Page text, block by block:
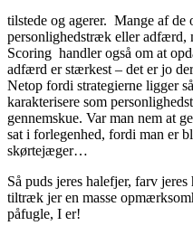
tilstede og agerer. Mange af
personlighedstræk eller adfærd,
Scoring handler også om at
adfærd er stærkest – det er jo
Netop fordi strategierne ligger
karakterisere som
gennemskue. Var man nem at
sat i forlegenhed, fordi man er
skørtejæger…
Så puds jeres halefjer, farv
tiltræk jer en masse
påfugle, I er!